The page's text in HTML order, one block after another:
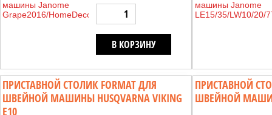
В КОРЗИНУ
ПРИСТАВНОЙ СТОЛИК FORMAT ДЛЯ
ШВЕЙНОЙ МАШИНЫ HUSQVARNA VIKING
E10
ПРИСТАВНОЙ
ШВЕЙНОЙ